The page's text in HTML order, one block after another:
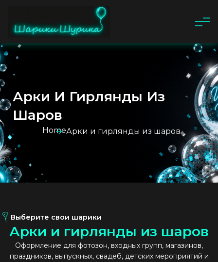
Арки И Гирлянды Из
Шаров
HomeАрки и гирлянды из шаров
Выберите свои шарики
Арки и гирлянды из шаров
Оформление для фотозон, входных групп, магазинов,
праздников, выпускных, свадеб, детских мероприятий и